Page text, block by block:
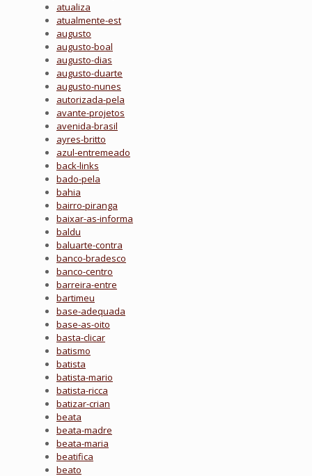
atualiza
atualmente-est
augusto
augusto-boal
augusto-dias
augusto-duarte
augusto-nunes
autorizada-pela
avante-projetos
avenida-brasil
ayres-britto
azul-entremeado
back-links
bado-pela
bahia
bairro-piranga
baixar-as-informa
baldu
baluarte-contra
banco-bradesco
banco-centro
barreira-entre
bartimeu
base-adequada
base-as-oito
basta-clicar
batismo
batista
batista-mario
batista-ricca
batizar-crian
beata
beata-madre
beata-maria
beatifica
beato